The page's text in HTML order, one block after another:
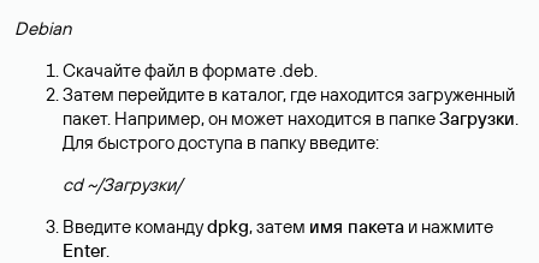
Debian
Скачайте файл в формате .deb.
Затем перейдите в каталог, где находится загруженный
пакет. Например, он может находится в папкеЗагрузки
Для быстрого доступа в папку введите:
cd ~/Загрузки/
Введите командуdpkg, затем имя пакета и нажмите
Enter.